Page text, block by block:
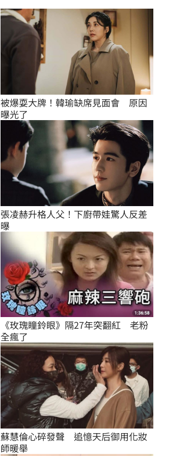
被爆耍大牌！韓瑜缺席見面會　原因
曝光了
張凌赫升格人父！下廚帶娃驚人反差
曝
《玫瑰瞳鈴眼》隔27年突翻紅　老粉
全瘋了
蘇慧倫心碎發聲　追憶天后御用化妝
師暖舉